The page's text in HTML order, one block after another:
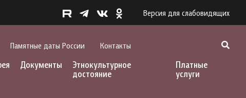
Версия для слабовидящих
Памятные даты России Контакты
Документы
Этнокультурное
достояние
Платные
услуги